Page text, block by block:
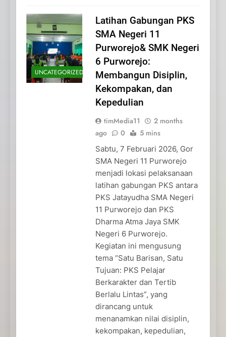
UNCATEGORIZED
Latihan Gabungan PKS
SMA Negeri 11
Purworejo& SMK Negeri
6 Purworejo:
Membangun Disiplin,
Kekompakan, dan
Kepedulian
timMedia11
2 months
ago
0 5 mins
Sabtu, 7 Februari 2026, Gor
SMA Negeri 11 Purworejo
menjadi lokasi pelaksanaan
latihan gabungan PKS antara
PKS Jatayudha SMA Negeri
11 Purworejo dan PKS
Dharma Atma Jaya SMK
Negeri 6 Purworejo.
Kegiatan ini mengusung
tema “Satu Barisan, Satu
Tujuan: PKS Pelajar
Berkarakter dan Tertib
Berlalu Lintas”, yang
dirancang untuk
menanamkan nilai disiplin,
kekompakan, kepedulian,